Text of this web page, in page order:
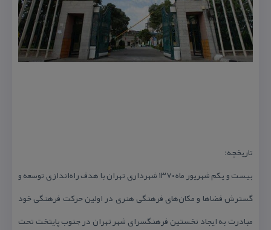
تاریخچه:
بیست و یكم شهریور ماه ۱۳۷۰ شهرداری تهران با هدف راه‌اندازی توسعه و
گسترش فضاها و مكان‌های فرهنگی هنری در اولین حركت فرهنگی خود
مبادرت به ایجاد نخستین فرهنگسرای شهر تهران در جنوب پایتخت تحت